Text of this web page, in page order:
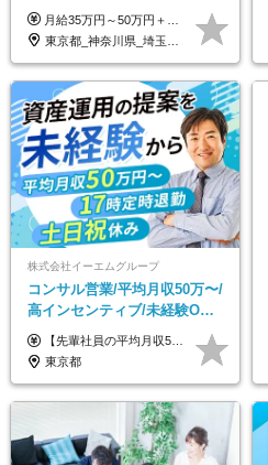
クス可｜残業月平均10h以下｜
事業立ち上げメンバー
月給35万円～50万円＋交通費 ◎経験やスキルを考慮し、最大限優遇します ◎上記月給は固定残業代月40時間分(月10万9,375～)を含みます。残業時間が超過した場合はその分追加支給します ◎試用期間6カ月あり(給与や待遇は同じです)
東京都_神奈川県_埼玉県_千葉県_大阪府_愛知県_北海道_青森県_岩手県_宮城県_秋田県_山形県_福島県_茨城県_栃木県_群馬県_新潟県_山梨県_長野県_富山県_石川県_福井県_静岡県_岐阜県_三重県_兵庫県_京都府_滋賀県_奈良県_和歌山県_広島県_岡山県_鳥取県_島根県_山口県_徳島県_香川県_愛媛県_高知県_福岡県_熊本県_佐賀県_長崎県_大分県_宮崎県_鹿児島県_沖縄県
株式会社イーエムグループ
コンサル営業/平均月収50万〜/
高インセンティブ/未経験OK/
残業なし/4,50代も活躍/ブラン
ク可/面接1回
【先輩社員の平均月収50万円】 月給30万円以上+インセンティブ+その他手当 ※経験・スキルを考慮の上で給与を決定します ※上記には5万円（月20時間分）のみなし残業代と一律手当（営業手当4万円、能力評価手当4万円）を含みます ※上記を超える残業代は別途全額支給します ※試用期間：3ヶ月あり（試用期間中の待遇に差異なし）
東京都